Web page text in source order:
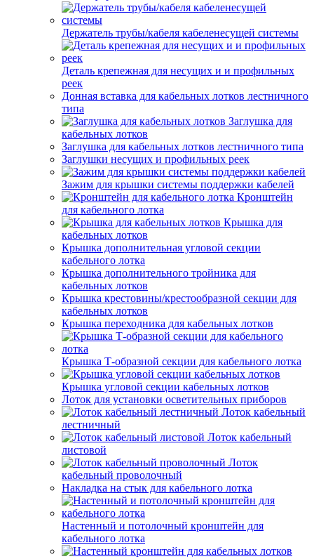
Держатель трубы/кабеля кабеленесущей системы
Деталь крепежная для несущих и и профильных
реек
Донная вставка для кабельных лотков лестничного
типа
Заглушка для
кабельных лотков
Заглушка для кабельных лотков лестничного типа
Заглушки несущих и профильных реек
Зажим для крышки системы поддержки кабелей
Кронштейн
для кабельного лотка
Крышка для
кабельных лотков
Крышка дополнительная угловой секции
кабельного лотка
Крышка дополнительного тройника для
кабельных лотков
Крышка крестовины/крестообразной секции для
кабельных лотков
Крышка переходника для кабельных лотков
Крышка Т-образной секции для кабельного лотка
Крышка угловой секции кабельных лотков
Лоток для установки осветительных приборов
Лоток кабельный
лестничный
Лоток кабельный
листовой
Лоток
кабельный проволочный
Накладка на стык для кабельного лотка
Настенный и потолочный кронштейн для
кабельного лотка